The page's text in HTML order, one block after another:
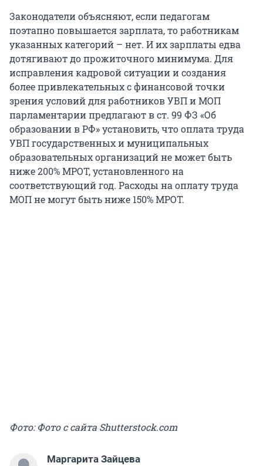
Законодатели объясняют, если педагогам
поэтапно повышается зарплата, то работникам
указанных категорий – нет. И их зарплаты едва
дотягивают до прожиточного минимума. Для
исправления кадровой ситуации и создания
более привлекательных с финансовой точки
зрения условий для работников УВП и МОП
парламентарии предлагают в ст. 99 ФЗ «Об
образовании в РФ» установить, что оплата труда
УВП государственных и муниципальных
образовательных организаций не может быть
ниже 200% МРОТ, установленного на
соответствующий год. Расходы на оплату труда
МОП не могут быть ниже 150% МРОТ.
Фото: Фото с сайта Shutterstock.com
Маргарита Зайцева